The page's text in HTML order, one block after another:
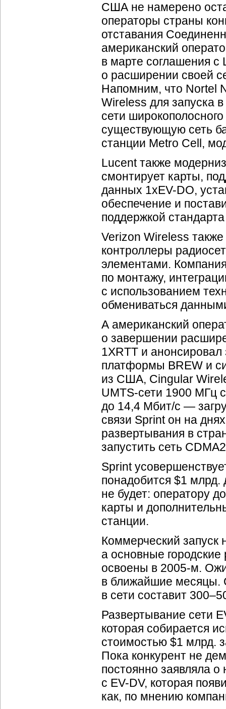
США не намерено
операторы страны
отставания
американский
в марте соглашения с
о расширении своей
Напомним, что Nortel
Wireless для запуска
сети
существующую сеть
станции Metro Cell,
Lucent также
смонтирует карты,
данных 1xEV-DO,
обеспечение и
поддержкой
Verizon Wireless
контроллеры
элементами.
по монтажу,
с использованием
обмениваться
А американский
о завершении
1XRTT и анонсировал
платформы BREW и
из США, Cingular
UMTS-сети 1900 МГц
до 14,4 Мбит/с —
связи Sprint он на
развертывания в
запустить сеть
Sprint
понадобится $1 млрд.
не будет: оператору
карты и
станции.
Коммерческий запуск
а основные городские
освоены в 2005-м.
в ближайшие месяцы.
в сети составит
Развертывание сети
которая собирается
стоимостью $1 млрд.
Пока конкурент не
постоянно заявляла
с EV-DV, которая
как, по мнению